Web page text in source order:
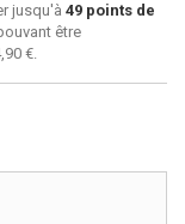
jusqu'à 49 points de
être
€.